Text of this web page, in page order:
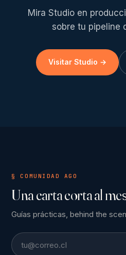
Mira Studio en
sobre tu pipeline
Visitar Studio →
§ COMUNIDAD AGO
Una carta corta al
Guías prácticas, behind the
Email